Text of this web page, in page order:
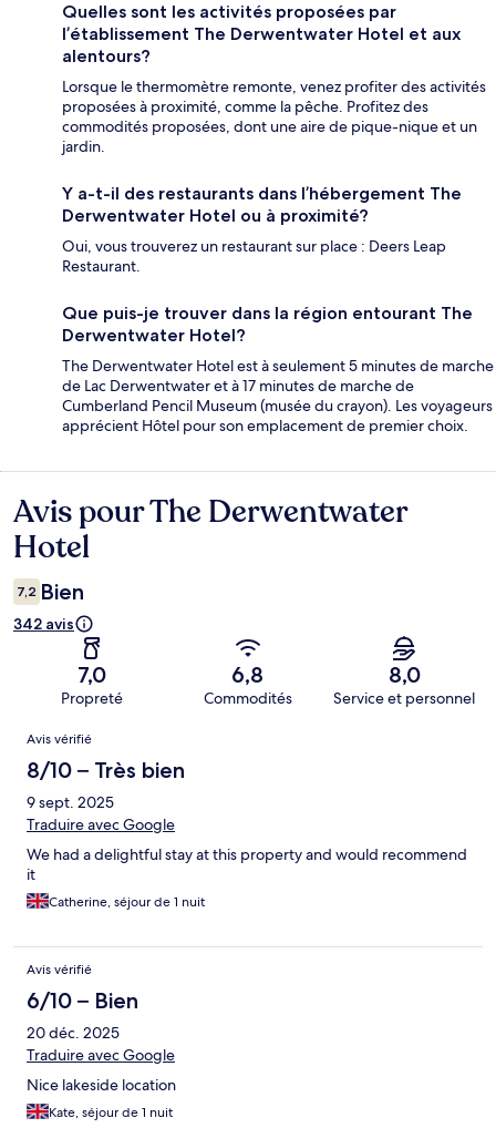
Quelles sont les activités proposées par
l’établissement The Derwentwater Hotel et aux
alentours?
Lorsque le thermomètre remonte, venez profiter des activités
proposées à proximité, comme la pêche. Profitez des
commodités proposées, dont une aire de pique-nique et un
jardin.
Y a-t-il des restaurants dans l’hébergement The
Derwentwater Hotel ou à proximité?
Oui, vous trouverez un restaurant sur place : Deers Leap
Restaurant.
Que puis-je trouver dans la région entourant The
Derwentwater Hotel?
The Derwentwater Hotel est à seulement 5 minutes de marche
de Lac Derwentwater et à 17 minutes de marche de
Cumberland Pencil Museum (musée du crayon). Les voyageurs
apprécient Hôtel pour son emplacement de premier choix.
Avis
Avis pour The Derwentwater
Hotel
7,2 Bien
342 avis
7,0
Propreté
6,8
Commodités
8,0
Service et personnel
Avis
Avis vérifié
8/10 – Très bien
9 sept. 2025
Traduire avec Google
We had a delightful stay at this property and would recommend
it
Catherine, séjour de 1 nuit
Avis vérifié
6/10 – Bien
20 déc. 2025
Traduire avec Google
Nice lakeside location
Kate, séjour de 1 nuit